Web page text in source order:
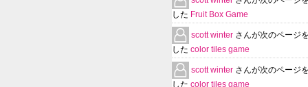
した Fruit Box Game
scott winter さんが次のページ
した color tiles game
scott winter さんが次のページ
した color tiles game